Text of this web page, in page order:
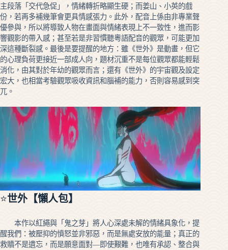
主段落「交代急促」，情緒轉折略顯生硬；而姜山、小英的戲
份，若再多補幾筆會更具情感張力。此外，配音上係由非專業聲
優參與，所以將導致人物在畫面與情緒表現上不一致性，進而影
響觀影的帶入感；甚至若是非習慣聽粵語配音的觀眾，可能更加
深這種斷裂感。最後是要提醒的地方：雖《世外》是動畫，但它
的心理負荷更接近一部成人向，題材沉重不是每位觀眾都能輕鬆
消化，由其對於年幼的觀眾而言；還有《世外》的宇宙觀及設定
宏大，也相當考驗觀眾吸收資訊和腦補的能力，否則容易感到突
兀。
⭐世外 【懶人包】
本作以紅繩與「鬼之芽」將人心深處未解的情緒具象化，提
醒我們：被壓抑的憤怒並非邪惡，而是無處安放的能量；真正的
救贖不是遺忘，而是願意面對—即使艱難，也唯有承認、整合與